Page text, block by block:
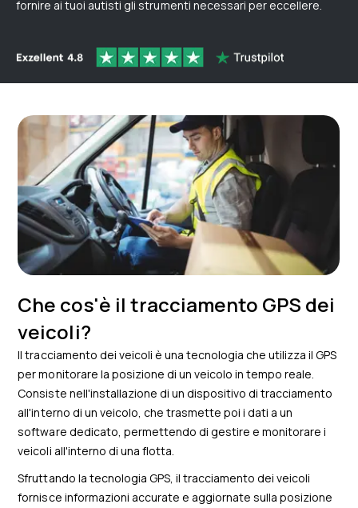
fornire ai tuoi autisti gli strumenti necessari per eccellere.
Che cos'è il tracciamento GPS dei
veicoli?
Il tracciamento dei veicoli è una tecnologia che utilizza il GPS
per monitorare la posizione di un veicolo in tempo reale.
Consiste nell'installazione di un dispositivo di tracciamento
all'interno di un veicolo, che trasmette poi i dati a un
software dedicato, permettendo di gestire e monitorare i
veicoli all'interno di una flotta.
Sfruttando la tecnologia GPS, il tracciamento dei veicoli
fornisce informazioni accurate e aggiornate sulla posizione